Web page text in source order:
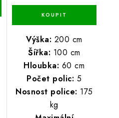
Výška: 200 cm
Šířka: 100 cm
Hloubka: 60 cm
Počet polic: 5
Nosnost police: 175
kg